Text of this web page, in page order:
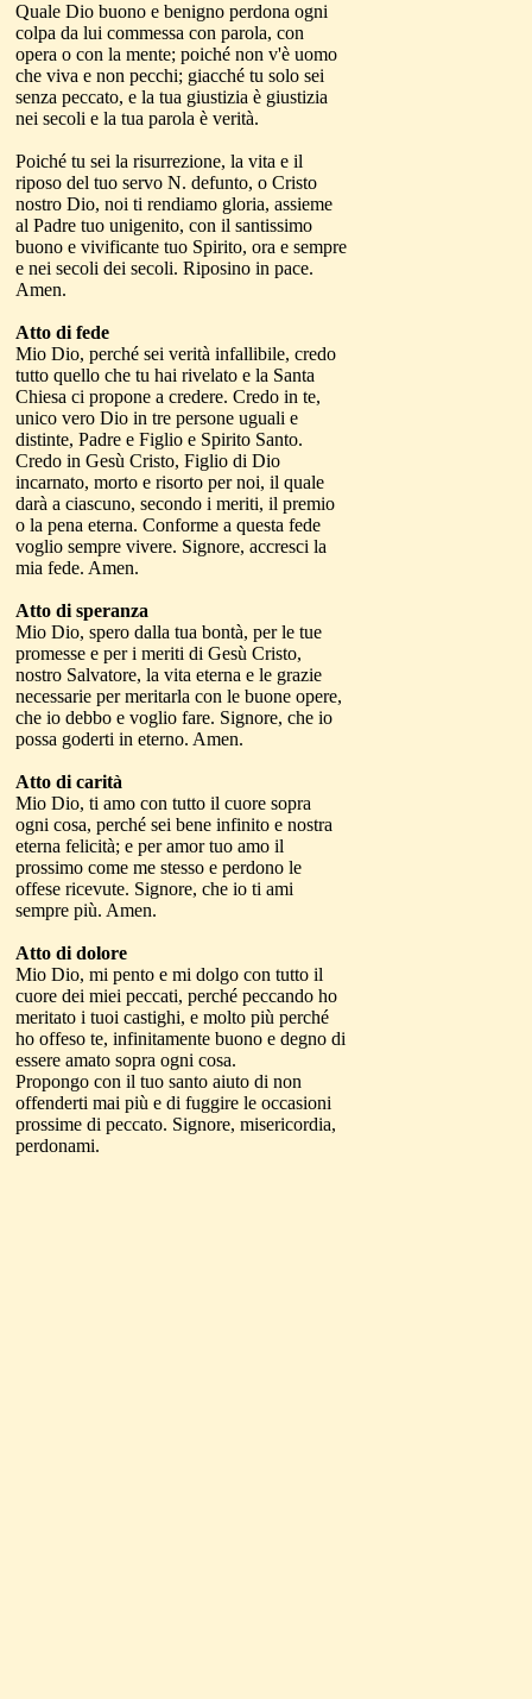
Quale Dio buono e benigno perdona ogni
colpa da lui commessa con parola, con
opera o con la mente; poiché non v'è uomo
che viva e non pecchi; giacché tu solo sei
senza peccato, e la tua giustizia è giustizia
nei secoli e la tua parola è verità.
Poiché tu sei la risurrezione, la vita e il
riposo del tuo servo N. defunto, o Cristo
nostro Dio, noi ti rendiamo gloria, assieme
al Padre tuo unigenito, con il santissimo
buono e vivificante tuo Spirito, ora e sempre
e nei secoli dei secoli. Riposino in pace.
Amen.
Atto di fede
Mio Dio, perché sei verità infallibile, credo
tutto quello che tu hai rivelato e la Santa
Chiesa ci propone a credere. Credo in te,
unico vero Dio in tre persone uguali e
distinte, Padre e Figlio e Spirito Santo.
Credo in Gesù Cristo, Figlio di Dio
incarnato, morto e risorto per noi, il quale
darà a ciascuno, secondo i meriti, il premio
o la pena eterna. Conforme a questa fede
voglio sempre vivere. Signore, accresci la
mia fede. Amen.
Atto di speranza
Mio Dio, spero dalla tua bontà, per le tue
promesse e per i meriti di Gesù Cristo,
nostro Salvatore, la vita eterna e le grazie
necessarie per meritarla con le buone opere,
che io debbo e voglio fare. Signore, che io
possa goderti in eterno. Amen.
Atto di carità
Mio Dio, ti amo con tutto il cuore sopra
ogni cosa, perché sei bene infinito e nostra
eterna felicità; e per amor tuo amo il
prossimo come me stesso e perdono le
offese ricevute. Signore, che io ti ami
sempre più. Amen.
Atto di dolore
Mio Dio, mi pento e mi dolgo con tutto il
cuore dei miei peccati, perché peccando ho
meritato i tuoi castighi, e molto più perché
ho offeso te, infinitamente buono e degno di
essere amato sopra ogni cosa.
Propongo con il tuo santo aiuto di non
offenderti mai più e di fuggire le occasioni
prossime di peccato. Signore, misericordia,
perdonami.